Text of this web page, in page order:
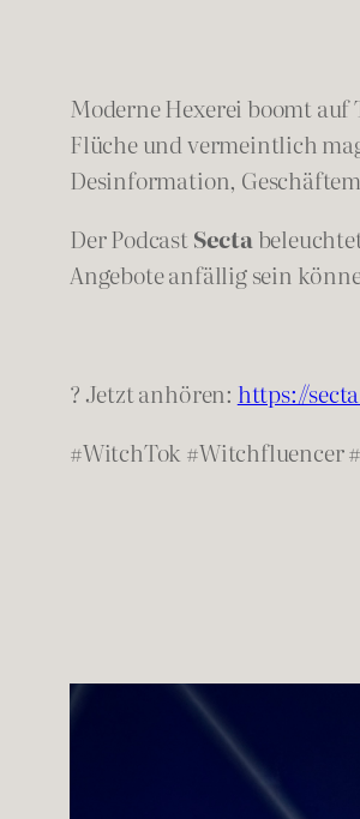
Moderne Hexerei boomt
Flüche und vermeintlich
Desinformation,
Der PodcastSecta
Angebote anfällig sein
? Jetzt anhören: https://
#WitchTok #Witchfluencer